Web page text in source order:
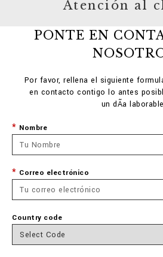
Atención al
PONTE EN
Por favor, rellena el siguiente
en contacto contigo lo antes
un dÃ­a
Nombre
Correo electrónico
Country code